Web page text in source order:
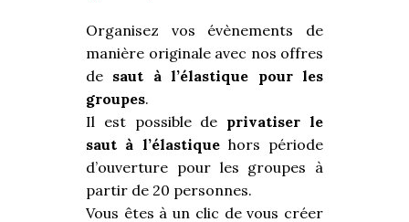
Organisez vos évènements de
manière originale avec nos offres
de saut à l’élastique pour les
groupes.
Il est possible de privatiser le
saut à l’élastiquehors période
d’ouverture pour les groupes à
partir de 20 personnes.
Vous êtes à un clic de vous créer